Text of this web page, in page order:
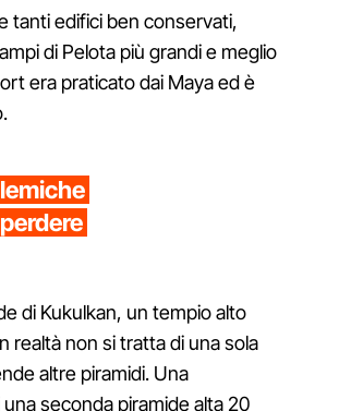
tanti edifici ben conservati,
di Pelota più grandi e meglio
era praticato dai Maya ed è
di Kukulkan, un tempio alto
realtà non si tratta di una sola
altre piramidi. Una
seconda piramide alta 20